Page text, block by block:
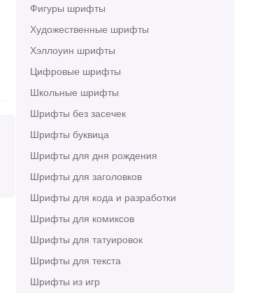
Фигуры шрифты
Художественные шрифты
Хэллоуин шрифты
Цифровые шрифты
Школьные шрифты
Шрифты без засечек
Шрифты буквица
Шрифты для дня рождения
Шрифты для заголовков
Шрифты для кода и разработки
Шрифты для комиксов
Шрифты для татуировок
Шрифты для текста
Шрифты из игр